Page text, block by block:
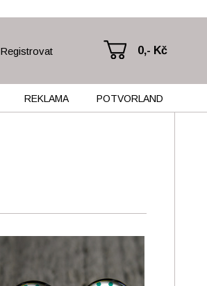
Registrovat 0,- Kč
REKLAMA POTVORLAND